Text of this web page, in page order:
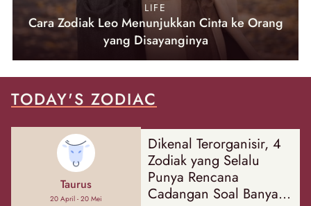
LIFE
Cara Zodiak Leo Menunjukkan Cinta ke Orang
yang Disayanginya
TODAY'S ZODIAC
Taurus
20 April - 20 Mei
Dikenal Terorganisir, 4
Zodiak yang Selalu
Punya Rencana
Cadangan Soal Banyak